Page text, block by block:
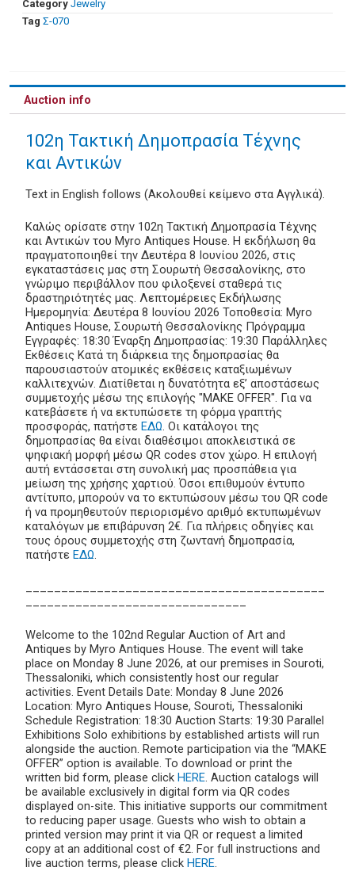
Category Jewelry
Tag Σ-070
Auction info
102η Τακτική Δημοπρασία Τέχνης
και Αντικών
Text in English follows (Ακολουθεί κείμενο στα Αγγλικά).
Καλώς ορίσατε στην 102η Τακτική Δημοπρασία Τέχνης
και Αντικών του Myro Antiques House. Η εκδήλωση θα
πραγματοποιηθεί την Δευτέρα 8 Ιουνίου 2026, στις
εγκαταστάσεις μας στη Σουρωτή Θεσσαλονίκης, στο
γνώριμο περιβάλλον που φιλοξενεί σταθερά τις
δραστηριότητές μας. Λεπτομέρειες Εκδήλωσης
Ημερομηνία: Δευτέρα 8 Ιουνίου 2026 Τοποθεσία: Myro
Antiques House, Σουρωτή Θεσσαλονίκης Πρόγραμμα
Εγγραφές: 18:30 Έναρξη Δημοπρασίας: 19:30 Παράλληλες
Εκθέσεις Κατά τη διάρκεια της δημοπρασίας θα
παρουσιαστούν ατομικές εκθέσεις καταξιωμένων
καλλιτεχνών. Διατίθεται η δυνατότητα εξ’ αποστάσεως
συμμετοχής μέσω της επιλογής "MAKE OFFER". Για να
κατεβάσετε ή να εκτυπώσετε τη φόρμα γραπτής
προσφοράς, πατήστε ΕΔΩ. Οι κατάλογοι της
δημοπρασίας θα είναι διαθέσιμοι αποκλειστικά σε
ψηφιακή μορφή μέσω QR codes στον χώρο. Η επιλογή
αυτή εντάσσεται στη συνολική μας προσπάθεια για
μείωση της χρήσης χαρτιού. Όσοι επιθυμούν έντυπο
αντίτυπο, μπορούν να το εκτυπώσουν μέσω του QR code
ή να προμηθευτούν περιορισμένο αριθμό εκτυπωμένων
καταλόγων με επιβάρυνση 2€. Για πλήρεις οδηγίες και
τους όρους συμμετοχής στη ζωντανή δημοπρασία,
πατήστε ΕΔΩ.
Welcome to the 102nd Regular Auction of Art and
Antiques by Myro Antiques House. The event will take
place on Monday 8 June 2026, at our premises in Souroti,
Thessaloniki, which consistently host our regular
activities. Event Details Date: Monday 8 June 2026
Location: Myro Antiques House, Souroti, Thessaloniki
Schedule Registration: 18:30 Auction Starts: 19:30 Parallel
Exhibitions Solo exhibitions by established artists will run
alongside the auction. Remote participation via the “MAKE
OFFER” option is available. To download or print the
written bid form, please click HERE. Auction catalogs will
be available exclusively in digital form via QR codes
displayed on-site. This initiative supports our commitment
to reducing paper usage. Guests who wish to obtain a
printed version may print it via QR or request a limited
copy at an additional cost of €2. For full instructions and
live auction terms, please click HERE.